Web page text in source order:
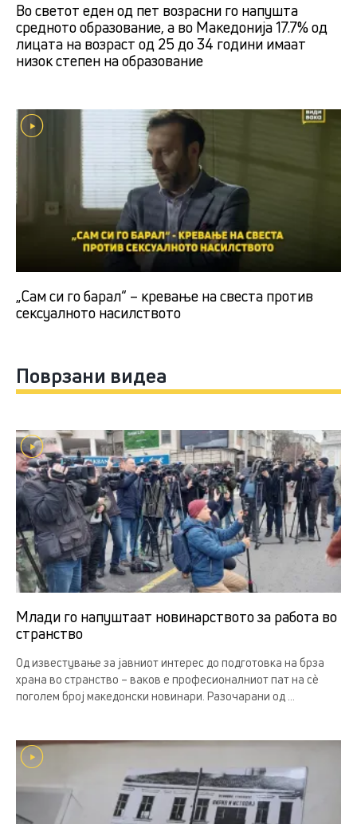
Во светот еден од пет возрасни го напушта
средното образование, а во Македонија 17.7% од
лицата на возраст од 25 до 34 години имаат
низок степен на образование
„Сам си го барал“ – кревање на свеста против
сексуалното насилството
Поврзани видеа
Млади го напуштаат новинарството за работа во
странство
Од известување за јавниот интерес до подготовка на брза
храна во странство – ваков е професионалниот пат на сè
поголем број македонски новинари. Разочарани од ...